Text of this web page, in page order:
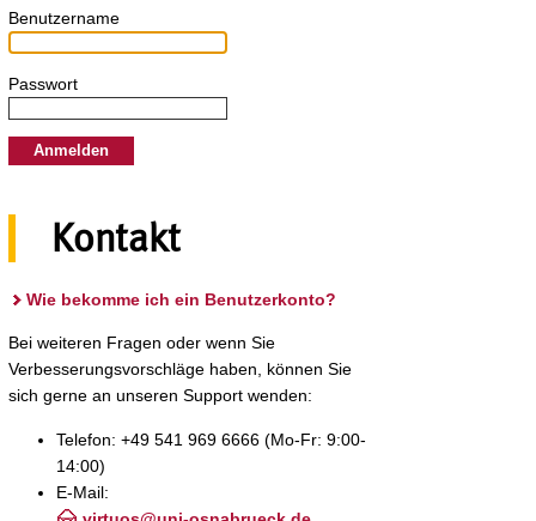
Benutzername
Passwort
Kontakt
Wie bekomme ich ein Benutzerkonto?
Bei weiteren Fragen oder wenn Sie
Verbesserungsvorschläge haben, können Sie
sich gerne an unseren Support wenden:
Telefon: +49 541 969 6666 (Mo-Fr: 9:00-
14:00)
E-Mail: